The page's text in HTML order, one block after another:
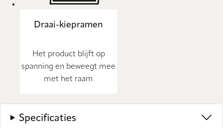
Draai-kiepramen
Het product blijft op
spanning en beweegt mee
met het raam
Specificaties